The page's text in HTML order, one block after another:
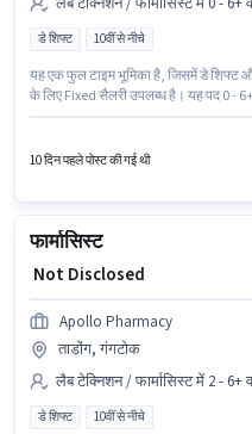
डे शिफ्ट 10वीं से नीचे
यह एक फुल टाइम भूमिका है, जिसमें डे शिफ्ट
के लिए Fixed सैलरी उपलब्ध है। यह पद 0 -
टेक्निशन / फार्मासिस्ट श्रेणी में Trainee
10 दिन पहले पोस्ट की गई थी
फार्मासिस्ट
₹ Not Disclosed
Apollo Pharmacy
ताडोंग, गंगटोक
लैब टेक्निशन / फार्मासिस्ट में 2 - 6+
डे शिफ्ट 10वीं से नीचे